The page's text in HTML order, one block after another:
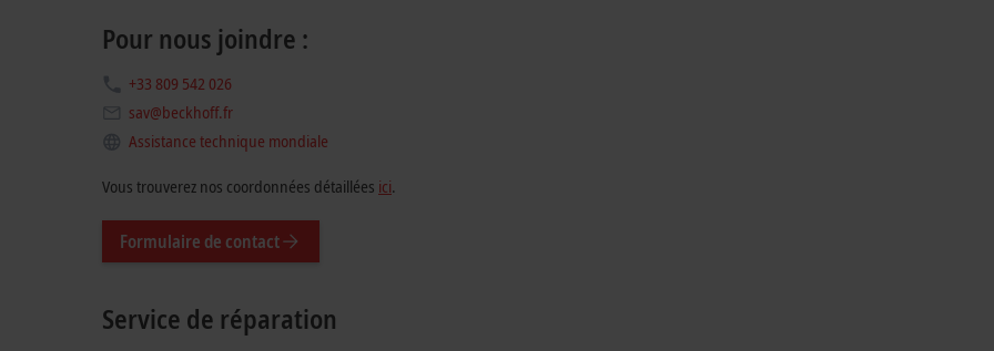
Pour nous joindre :
+33 809 542 026
sav@beckhoff.fr
Assistance technique mondiale
Vous trouverez nos coordonnées détaillées ici.
Formulaire de contact
Service de réparation